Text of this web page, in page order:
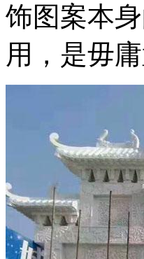
饰图案本
用，是毋庸